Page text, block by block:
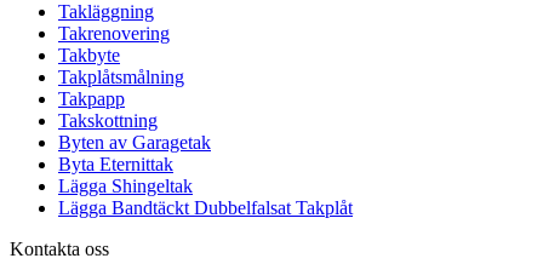
Takläggning
Takrenovering
Takbyte
Takplåtsmålning
Takpapp
Takskottning
Byten av Garagetak
Byta Eternittak
Lägga Shingeltak
Lägga Bandtäckt Dubbelfalsat Takplåt
Kontakta oss